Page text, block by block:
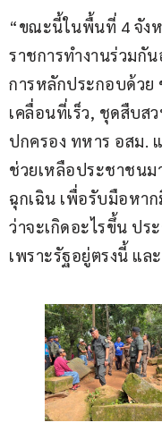
“ขณะนี้ในพื้นที่ 4 จัง
ราชการทำงานร่วม
การหลักประกอบด้วย
เคลื่อนที่เร็ว, ชุดสืบส
ปกครอง ทหาร อสม.
ช่วยเหลือประชาชนม
ฉุกเฉิน เพื่อรับมือหา
ว่าจะเกิดอะไรขึ้น ป
เพราะรัฐอยู่ตรงนี้ แล